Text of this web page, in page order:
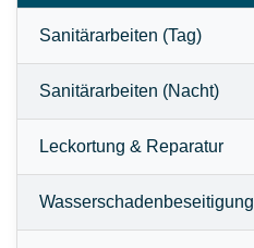
Sanitärarbeiten (Tag)
Sanitärarbeiten (Nacht)
Leckortung & Reparatur
Wasserschadenbeseitigung